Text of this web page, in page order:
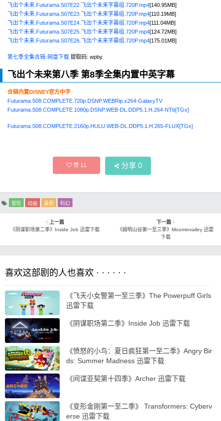
飞出个未来.Futurama.S07E22.飞出个未来字幕组.720P.mp4[140.95MB]
飞出个未来.Futurama.S07E23.飞出个未来字幕组.720P.mp4[110.19MB]
飞出个未来.Futurama.S07E24.飞出个未来字幕组.720P.mp4[111.04MB]
飞出个未来.Futurama.S07E25.飞出个未来字幕组.720P.mp4[124.72MB]
飞出个未来.Futurama.S07E26.飞出个未来字幕组.720P.mp4[175.01MB]
第七季全集合辑-网盘下载 提取码: wpby
飞出个未来第八季 第8季全集内置中英字幕
合辑内置DISNEY官方中字
Futurama.S08.COMPLETE.720p.DSNP.WEBRip.x264-GalaxyTV
Futurama.S08.COMPLETE.1080p.DSNP.WEB-DL.DDP5.1.H.264-NTb[TGx]
Futurama.S08.COMPLETE.2160p.HULU.WEB-DL.DDP5.1.H.265-FLUX[TGx]
赞11 分享 0
冒险 动画 喜剧 科幻
上一篇
《阴谋职场第二季》Inside Job 迅雷下载
下一篇
《姆明山谷第一至三季》Moominvalley 迅雷
下载
喜欢这部剧的人也喜欢 · · · · · ·
《飞天小女警第一至三季》The Powerpuff Girls
迅雷下载
《阴谋职场第二季》Inside Job 迅雷下载
《愤怒的小鸟：夏日疯狂第一至二季》Angry Bir
ds: Summer Madness 迅雷下载
《间谍亚契第十四季》Archer 迅雷下载
《变形金刚第一至二季》 Transformers: Cyberv
erse 迅雷下载